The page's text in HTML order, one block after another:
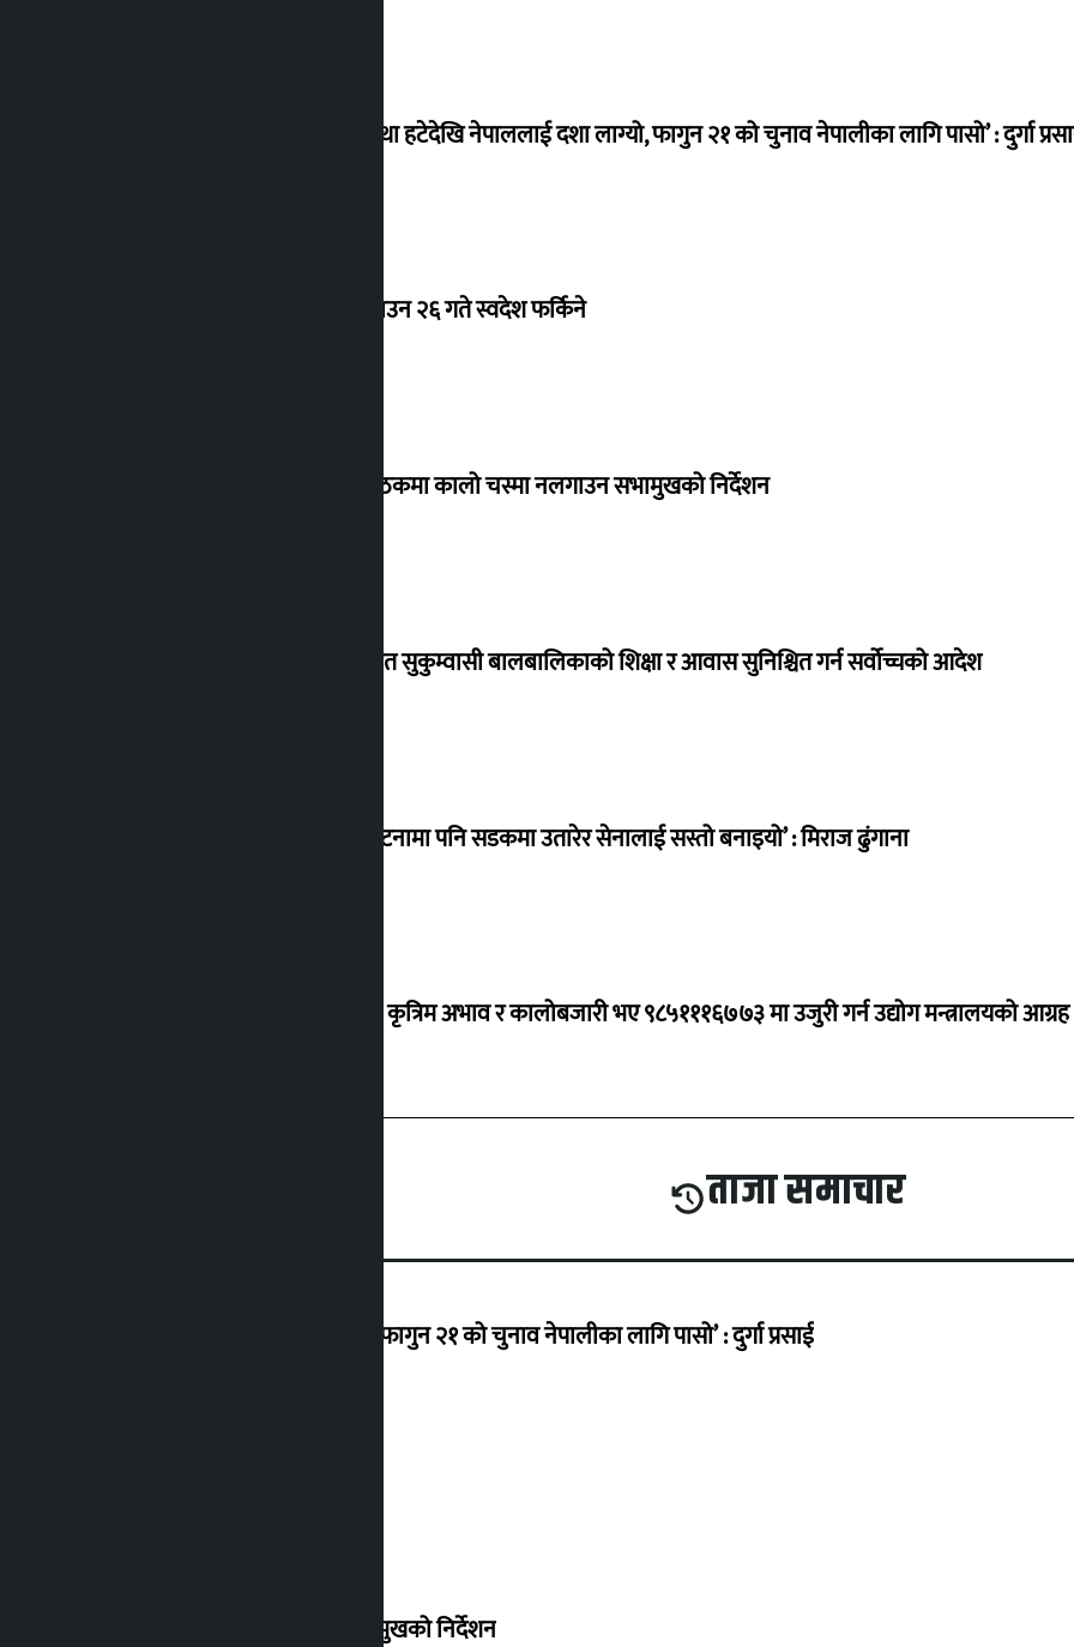
‘राजसंस्था हटेदेखि नेपाललाई दशा लाग्यो, फागुन २१ को चुनाव नेपालीका लागि पासो’ : दुर्गा
देउवा साउन २६ गते स्वदेश फर्किने
संसद् बैठकमा कालो चस्मा नलगाउन सभामुखको निर्देशन
विस्थापित सुकुम्वासी बालबालिकाको शिक्षा र आवास सुनिश्चित गर्न सर्वोच्चको आदेश
‘सानो घटनामा पनि सडकमा उतारेर सेनालाई सस्तो बनाइयो’ : मिराज ढुंगाना
ग्यासको कृत्रिम अभाव र कालोबजारी भए ९८५१११६७७३ मा उजुरी गर्न उद्योग मन्त्रालयको आग्रह
ताजा समाचार
‘राजसंस्था हटेदेखि नेपाललाई दशा लाग्यो, फागुन २१ को चुनाव नेपालीका लागि पासो’ : दुर्गा प्रसाई
संसद् बैठकमा कालो चस्मा नलगाउन सभामुखको निर्देशन